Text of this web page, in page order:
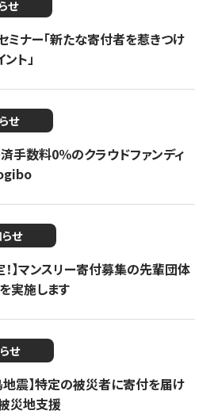
せ
ナー「新たな寄付者を惹きつけ
ト」
せ
手数料0％のクラウドファンディ
せ
】マンスリー寄付募集の先輩団体
実施します
せ
震】特定の被災者に寄付を届け
災地支援